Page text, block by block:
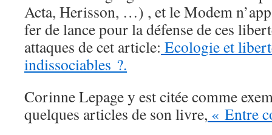
Acta, Herisson, …) , et le Modem
fer de lance pour la défense de ces
attaques de cet article: Ecologie et
indissociables ?.
Corinne Lepage y est citée comme
quelques articles de son livre, « Entre